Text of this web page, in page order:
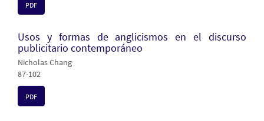
PDF
Usos y formas de anglicismos en el discurso
publicitario contemporáneo
Nicholas Chang
87-102
PDF